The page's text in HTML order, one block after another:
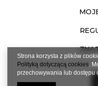
Strona korzysta z plików
Polityką dotyczącą cookies.
przechowywania lub dostępu